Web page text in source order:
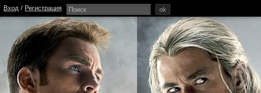
ok
Вход / Регистрация